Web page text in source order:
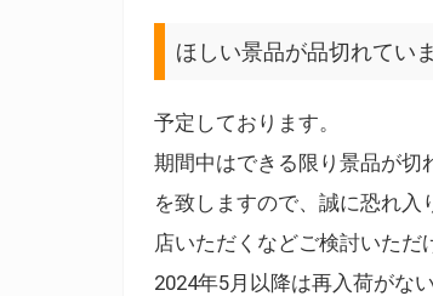
ほしい景品が品切れてい
予定しております。
期間中はできる限り景品が切
を致しますので、誠に恐れ
店いただくなどご検討いただ
2024年5月以降は再入荷がな